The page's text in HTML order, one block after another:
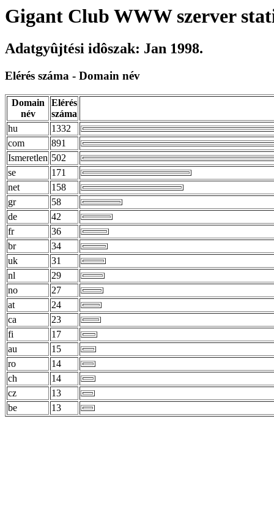
Gigant Club WWW szerver
Adatgyûjtési idôszak: Jan 1998.
Elérés száma - Domain név
Domain
név
Elérés
száma
hu
1332
com
891
Ismeretlen 502
se
171
net
158
gr
58
de
42
fr
36
br
34
uk
31
nl
29
no
27
at
24
ca
23
fi
17
au
15
ro
14
ch
14
cz
13
be
13